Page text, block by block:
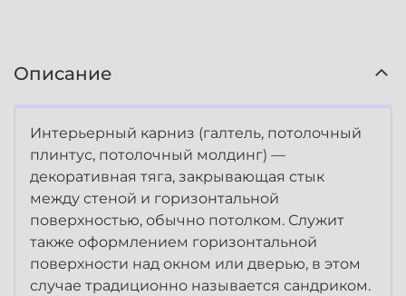
Описание
Интерьерный карниз (галтель, потолочный
плинтус, потолочный молдинг) —
декоративная тяга, закрывающая стык
между стеной и горизонтальной
поверхностью, обычно потолком. Служит
также оформлением горизонтальной
поверхности над окном или дверью, в этом
случае традиционно называется сандриком.